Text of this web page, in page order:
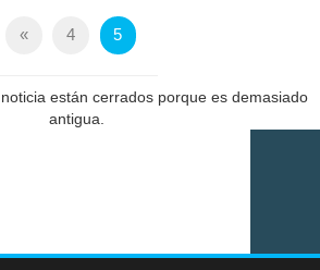
« 4 5
están cerrados porque es demasiado
antigua.